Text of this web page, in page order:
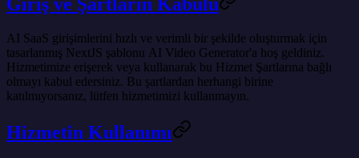
AI SaaS girişimlerini hızlı ve verimli bir şekilde oluşturmak için
tasarlanmış NextJS şablonu AI Video Generator'a hoş geldiniz.
Hizmetimize erişerek veya kullanarak bu Hizmet Şartlarına bağlı
olmayı kabul edersiniz. Bu şartlardan herhangi birine
katılmıyorsanız, lütfen hizmetimizi kullanmayın.
Hizmetin Kullanımı